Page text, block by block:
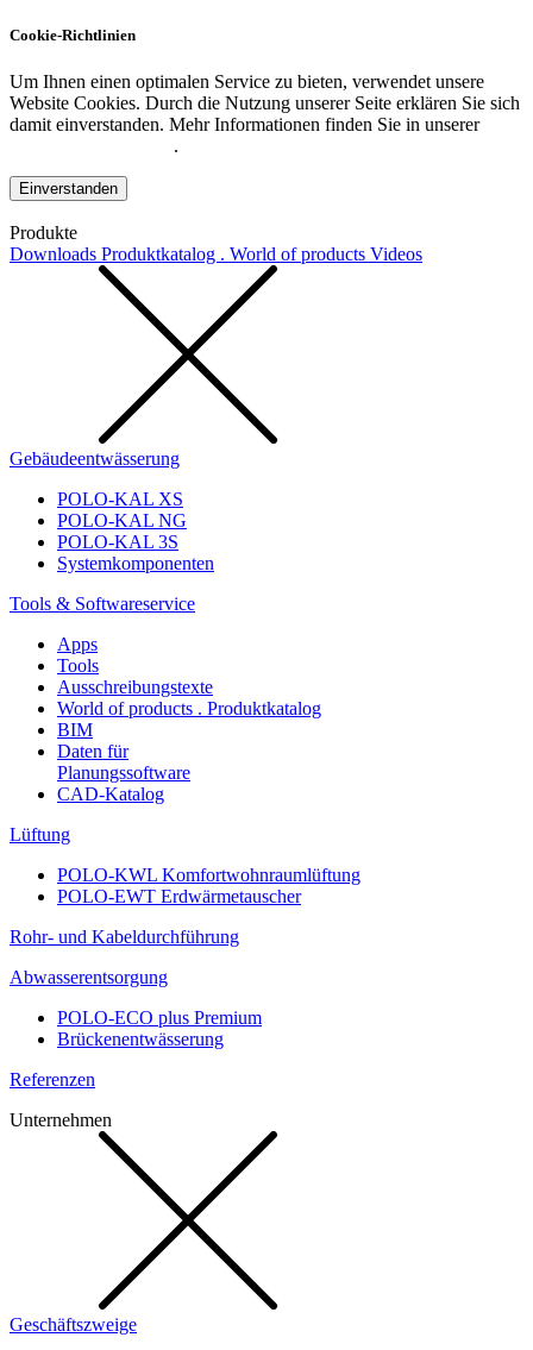
Cookie-Richtlinien
Um Ihnen einen optimalen Service zu bieten, verwendet unsere
Website Cookies. Durch die Nutzung unserer Seite erklären Sie sich
damit einverstanden. Mehr Informationen finden Sie in unserer
.
Einverstanden
Produkte
Downloads Produktkatalog . World of products Videos
Gebäudeentwässerung
POLO-KAL XS
POLO-KAL NG
POLO-KAL 3S
Systemkomponenten
Tools & Softwareservice
Apps
Tools
Ausschreibungstexte
World of products . Produktkatalog
BIM
Daten für
Planungssoftware
CAD-Katalog
Lüftung
POLO-KWL Komfortwohnraumlüftung
POLO-EWT Erdwärmetauscher
Rohr- und Kabeldurchführung
Abwasserentsorgung
POLO-ECO plus Premium
Brückenentwässerung
Referenzen
Unternehmen
Geschäftszweige